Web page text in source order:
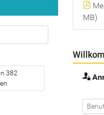
382
MB)